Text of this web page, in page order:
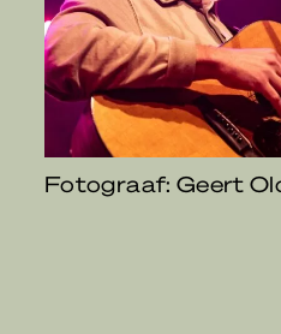
Fotograaf: Geert